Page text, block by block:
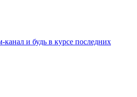
и будь в курсе последних